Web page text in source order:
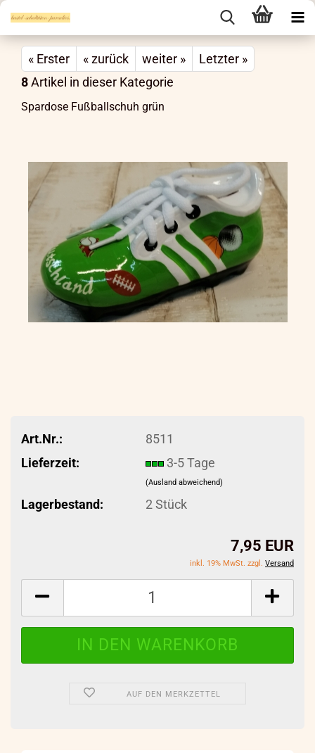
« Erster « zurück weiter »
Letzter »
8Artikel in dieser Kategorie
Spardose Fußballschuh grün
Art.Nr.:
8511
Lieferzeit:
3-5 Tage
(Ausland abweichend)
Lagerbestand: 2 Stück
7,95 EUR
inkl. 19% MwSt. zzgl. Versand
AUF DEN MERKZETTEL